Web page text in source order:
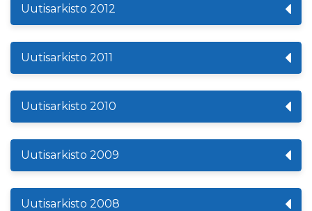
Uutisarkisto 2012
Uutisarkisto 2011
Uutisarkisto 2010
Uutisarkisto 2009
Uutisarkisto 2008